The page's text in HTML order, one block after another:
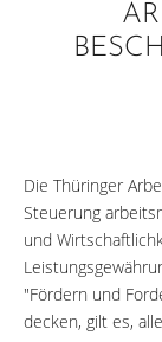
Die Thüringer
Steuerung
und
"Fördern und
decken, gilt es,